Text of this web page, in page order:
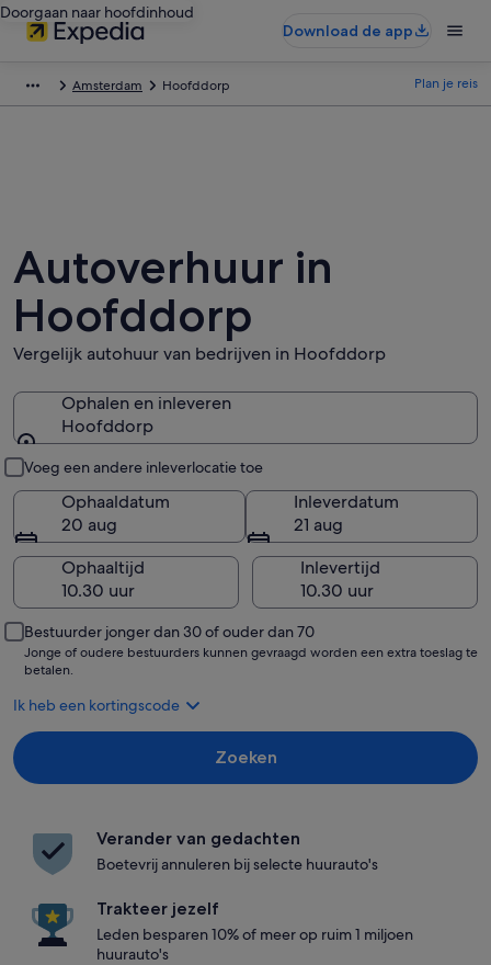
Doorgaan naar hoofdinhoud
Download de app
Amsterdam Hoofddorp Plan je reis
Autoverhuur in
Hoofddorp
Vergelijk autohuur van bedrijven in Hoofddorp
Ophalen en inleveren
Hoofddorp
Voeg een andere inleverlocatie toe
Ophaaldatum
20 aug
Inleverdatum
21 aug
Ophaaltijd
Inlevertijd
Bestuurder jonger dan 30 of ouder dan 70
Jonge of oudere bestuurders kunnen gevraagd worden een extra toeslag te
betalen.
Ik heb een kortingscode
Zoeken
Verander van gedachten
Boetevrij annuleren bij selecte huurauto's
Trakteer jezelf
Leden besparen 10% of meer op ruim 1 miljoen
huurauto's